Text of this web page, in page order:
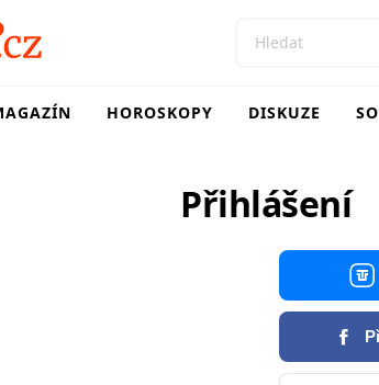
HOROSKOPY DISKUZE
Přihlášení